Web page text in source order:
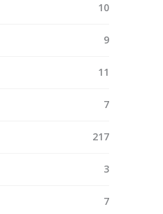
10
9
11
7
217
3
7